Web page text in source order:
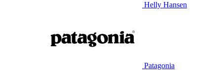
Helly Hansen
Patagonia